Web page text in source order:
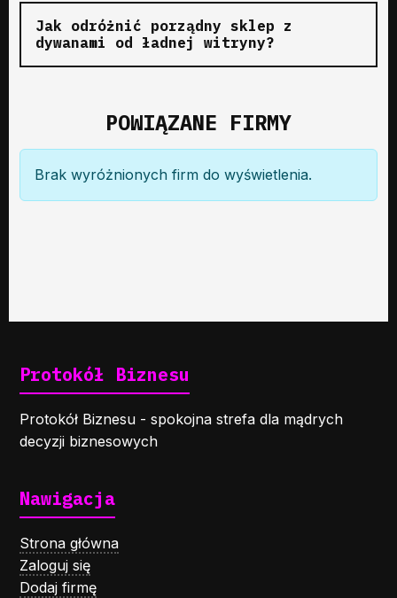
Jak odróżnić porządny sklep z
dywanami od ładnej witryny?
POWIĄZANE FIRMY
Brak wyróżnionych firm do wyświetlenia.
Protokół Biznesu
Protokół Biznesu - spokojna strefa dla mądrych
decyzji biznesowych
Nawigacja
Strona główna
Zaloguj się
Dodaj firmę